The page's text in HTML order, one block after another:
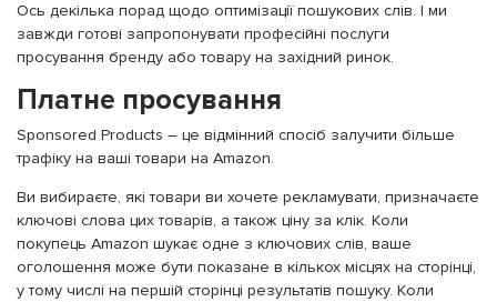
Ось декілька порад щодо оптимізації пошукових слів. І ми
завжди готові запропонувати професійні послуги
просування бренду або товару на західний ринок.
Платне просування
Sponsored Products – це відмінний спосіб залучити більше
трафіку на ваші товари на Amazon.
Ви вибираєте, які товари ви хочете рекламувати, призначаєте
ключові слова цих товарів, а також ціну за клік. Коли
покупець Amazon шукає одне з ключових слів, ваше
оголошення може бути показане в кількох місцях на сторінці,
у тому числі на першій сторінці результатів пошуку. Коли